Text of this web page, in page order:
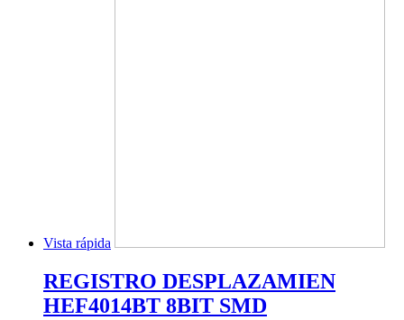
Vista rápida
REGISTRO DESPLAZAMIEN
HEF4014BT 8BIT SMD